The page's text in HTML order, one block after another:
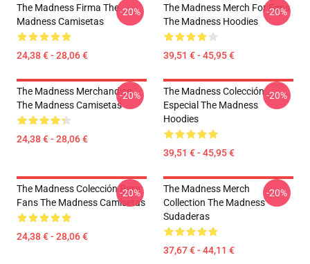
The Madness Firma The
Madness Camisetas
24,38 € - 28,06 €
-20%
The Madness Merch For Fans
The Madness Hoodies
39,51 € - 45,95 €
-20%
The Madness Merchandise
The Madness Camisetas
24,38 € - 28,06 €
-20%
The Madness Colección
Especial The Madness
Hoodies
39,51 € - 45,95 €
-20%
The Madness Colección Para
Fans The Madness Camisetas
24,38 € - 28,06 €
-20%
The Madness Merch
Collection The Madness
Sudaderas
37,67 € - 44,11 €
-20%